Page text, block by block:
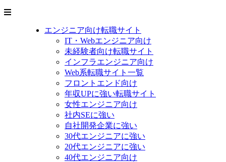
エンジニア向け転職サイト
IT・Webエンジニア向け
未経験者向け転職サイト
インフラエンジニア向け
Web系転職サイト一覧
フロントエンド向け
年収UPに強い転職サイト
女性エンジニア向け
社内SEに強い
自社開発企業に強い
30代エンジニアに強い
20代エンジニアに強い
40代エンジニア向け